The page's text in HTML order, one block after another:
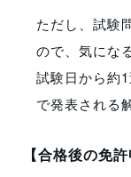
ただし、試験
ので、気にな
試験日から約
で発表される
【合格後の免